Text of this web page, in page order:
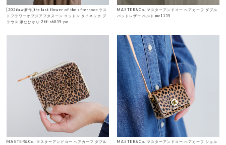
[2026aw新作]the last flower of the afternoon ラス
トフラワーオブジアフタヌーン コットン タイネック ブ
ラウス 滲むひかり 26f-sh035-po
MASTER&Co. マスターアンドコー ヘアカーフ ダブル
バットレザー ベルト mc1135
MASTER&Co. マスターアンドコー ヘアカーフ ダブル
MASTER&Co. マスターアンドコー ヘアカーフ ショル